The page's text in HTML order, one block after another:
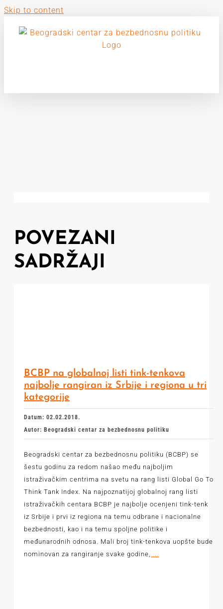
Skip to content
POVEZANI
SADRŽAJI
BCBP na globalnoj listi tink-tenkova
najbolje rangiran iz Srbije i regiona u tri
kategorije
Datum: 02.02.2018.
Autor: Beogradski centar za bezbednosnu politiku
Beogradski centar za bezbednosnu politiku (BCBP) se
šestu godinu za redom našao među najboljim
istraživačkim centrima na svetu na rang listi Global Go To
Think Tank Index. Na najpoznatijoj globalnoj rang listi
istraživačkih centara BCBP je najbolje ocenjeni tink-tenk
iz Srbije i prvi iz regiona na temu odbrane i nacionalne
bezbednosti, kao i na temu spoljne politike i
međunarodnih odnosa. Mali broj tink-tenkova uopšte bude
nominovan za rangiranje svake godine, ...